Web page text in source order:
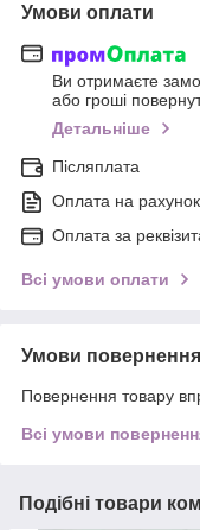
Умови оплати
Ви отримаєте
або гроші
Детальніше
Післяплата
Оплата на рахунок
Оплата за
Всі умови оплати
Умови повернення
Повернення товару
Всі умови
Подібні товари